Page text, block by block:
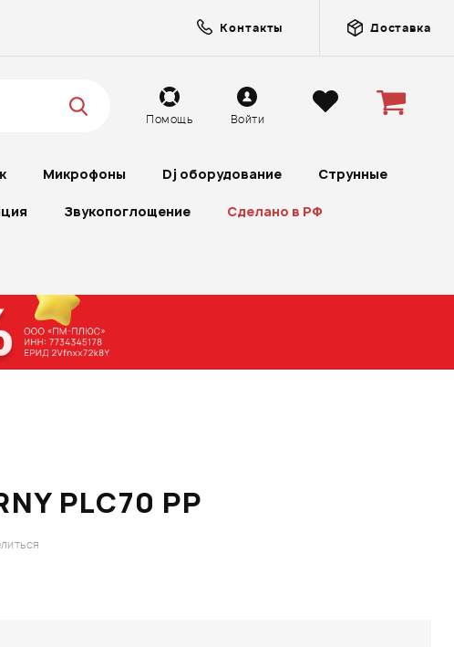
Контакты Доставка
Помощь Войти
Микрофоны Dj оборудование Струнные
Звукопоглощение Сделано в РФ
PLC70 PP